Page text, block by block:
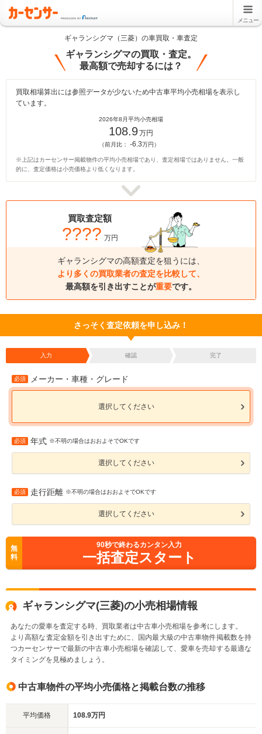
メニュー
ギャランシグマ（三菱）の車買取・車査定
ギャランシグマの買取・査定。
最高額で売却するには？
買取相場算出には参照データが少ないため中古車平均小売相場を表示し
ています。
2026年8月平均小売相場
108.9万円
（前月比： -6.3万円）
※上記はカーセンサー掲載物件の平均小売相場であり、査定相場ではありません。一般
的に、査定価格は小売価格より低くなります。
買取査定額
???? 万円
ギャランシグマの高額査定を狙うには、
より多くの買取業者の査定を比較して、
最高額を引き出すことが重要です。
さっそく査定依頼を申し込み！
入力 確認 完了
必須 メーカー・車種・グレード
選択してください
必須 年式 ※不明の場合はおおよそでOKです
選択してください
必須 走行距離 ※不明の場合はおおよそでOKです
選択してください
無
料
90秒で終わるカンタン入力
一括査定スタート
ギャランシグマ(三菱)の小売相場情報
あなたの愛車を査定する時、買取業者は中古車小売相場を参考にします。
より高額な査定金額を引き出すために、国内最大級の中古車物件掲載数を持
つカーセンサーで最新の中古車小売相場を確認して、愛車を売却する最適な
タイミングを見極めましょう。
中古車物件の平均小売価格と掲載台数の推移
平均価格 108.9万円